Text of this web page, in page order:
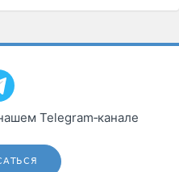
Telegram‑канале